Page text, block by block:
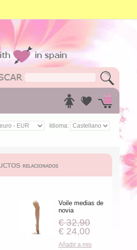
Idioma:
Voile medias de
novia
€ 32,90
€ 24,00
Añadir a mis